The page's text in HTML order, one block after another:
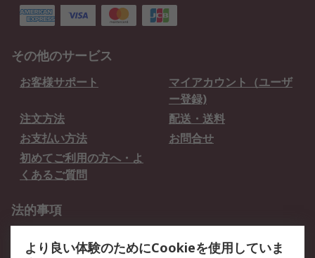
その他のサービス
お客様サポート
マイアカウント（ユーザ
ー登録)
注文方法
配送・送料
お支払い方法
お問合せ
初めてご利用の方へ・よ
くあるご質問
法的事項
より良い体験のためにCookieを使用していま